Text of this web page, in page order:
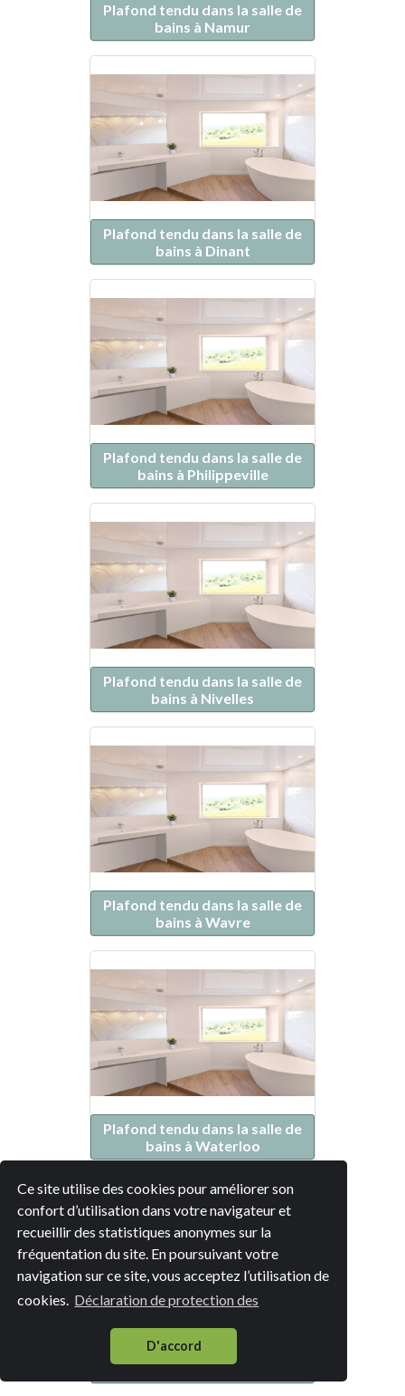
Ce site utilise des cookies pour améliorer son
confort d’utilisation dans votre navigateur et
recueillir des statistiques anonymes sur la
fréquentation du site. En poursuivant votre
navigation sur ce site, vous acceptez l’utilisation de
cookies. Déclaration de protection des
D'accord
Plafond tendu dans la salle de
bains à Namur
Plafond tendu dans la salle de
bains à Dinant
Plafond tendu dans la salle de
bains à Philippeville
Plafond tendu dans la salle de
bains à Nivelles
Plafond tendu dans la salle de
bains à Wavre
Plafond tendu dans la salle de
bains à Waterloo
Plafond tendu dans la salle de
bains à Braine-l'Alleud